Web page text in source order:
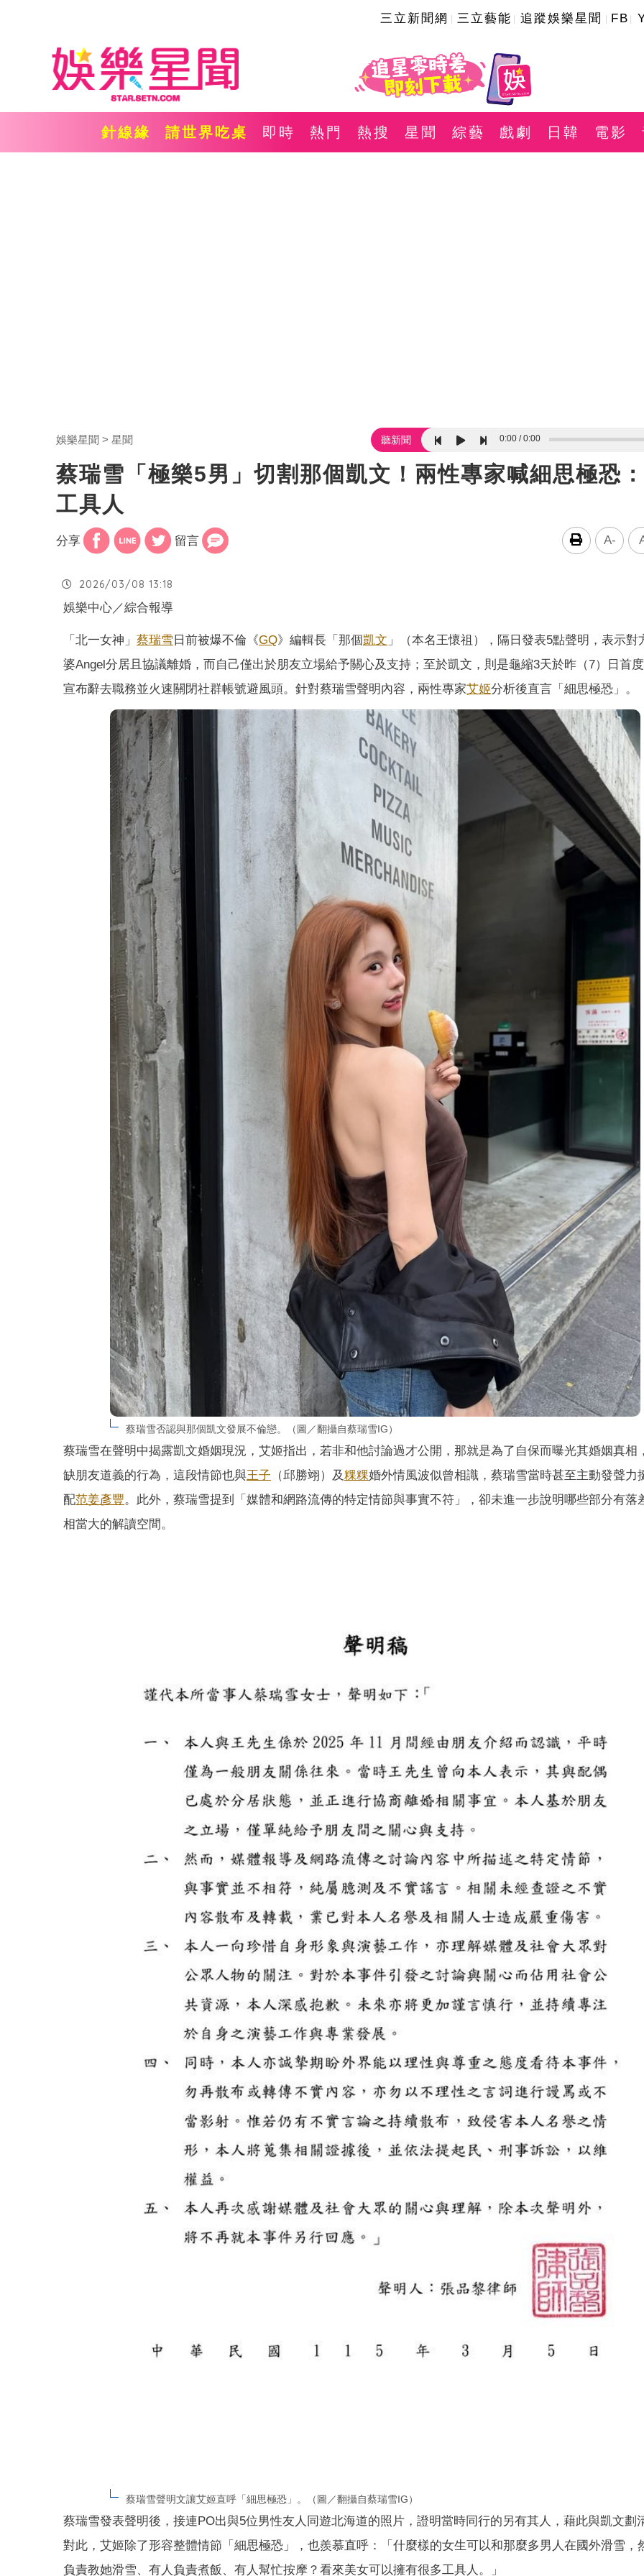
三立新聞網 三立藝能 追蹤娛樂星聞 FB
針線緣 請世界吃桌 即時 熱門 熱搜 星聞 綜藝 戲劇 日韓 電影
娛樂星聞 星聞 聽新聞 0:00 0:00
蔡瑞雪「極樂5男」切割那個凱文！兩性專家喊細思極恐
工具人
分享 留言 A-
2026/03/08 13:18
娛樂中心／綜合報導
「北一女神」 蔡瑞雪 日前被爆不倫《GQ》編輯長「那個凱文 」（本名王懷祖），隔日發表5點聲明，表示對
婆Angel分居且協議離婚，而自己僅出於朋友立場給予關心及支持；至於凱文，則是龜縮3天於昨（7）日首
宣布辭去職務並火速關閉社群帳號避風頭。針對蔡瑞雪聲明內容，兩性專家艾姬分析後直言「細思極恐」。
蔡瑞雪否認與那個凱文發展不倫戀。（圖／翻攝自蔡瑞雪IG）
蔡瑞雪在聲明中揭露凱文婚姻現況，艾姬指出，若非和他討論過才公開，那就是為了自保而曝光其婚姻真相
缺朋友道義的行為，這段情節也與王子 （邱勝翊）及粿粿婚外情風波似曾相識，蔡瑞雪當時甚至主動發聲力
配范姜彥豐。此外，蔡瑞雪提到「媒體和網路流傳的特定情節與事實不符」，卻未進一步說明哪些部分有落
相當大的解讀空間。
蔡瑞雪聲明文讓艾姬直呼「細思極恐」。（圖／翻攝自蔡瑞雪IG）
蔡瑞雪發表聲明後，接連PO出與5位男性友人同遊北海道的照片，證明當時同行的另有其人，藉此與凱文劃
對此，艾姬除了形容整體情節「細思極恐」，也羨慕直呼：「什麼樣的女生可以和那麼多男人在國外滑雪，
負責教她滑雪、有人負責煮飯、有人幫忙按摩？看來美女可以擁有很多工具人。」